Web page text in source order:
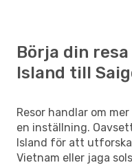
Börja din
Island till
Resor handlar om
en inställning.
Island för att
Vietnam eller jaga